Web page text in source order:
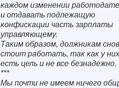
каждом изменении
и отдавать подлежащую
конфискации часть зарплаты
управляющему.
Таким образом, должникам
стоит работать, так как у них
есть цель и не все безнадежно.
***
Мы почти не имеем ничего